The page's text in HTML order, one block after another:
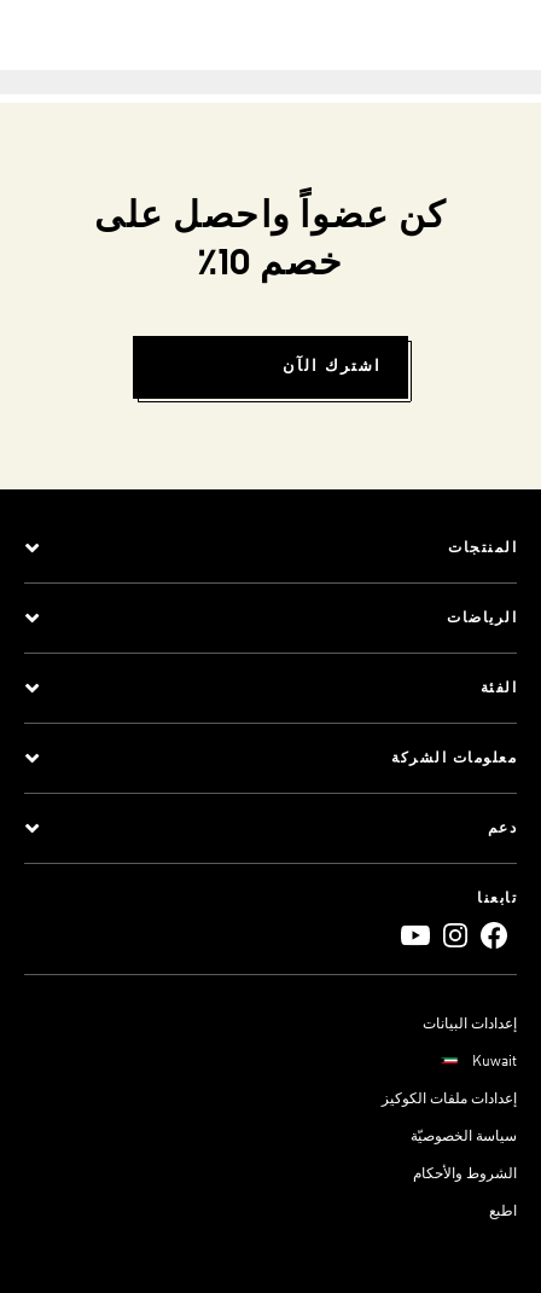
كن عضواً واحصل على
خصم 10٪
اشترك الآن
المنتجات
الرياضات
الفئة
معلومات الشركة
دعم
تابعنا
إعدادات البيانات
Kuwait
إعدادات ملفات الكوكيز
سياسة الخصوصيّة
الشروط والأحكام
اطبع